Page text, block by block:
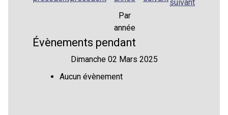
Par
année
Évènements pendant
Dimanche 02 Mars 2025
Aucun évènement